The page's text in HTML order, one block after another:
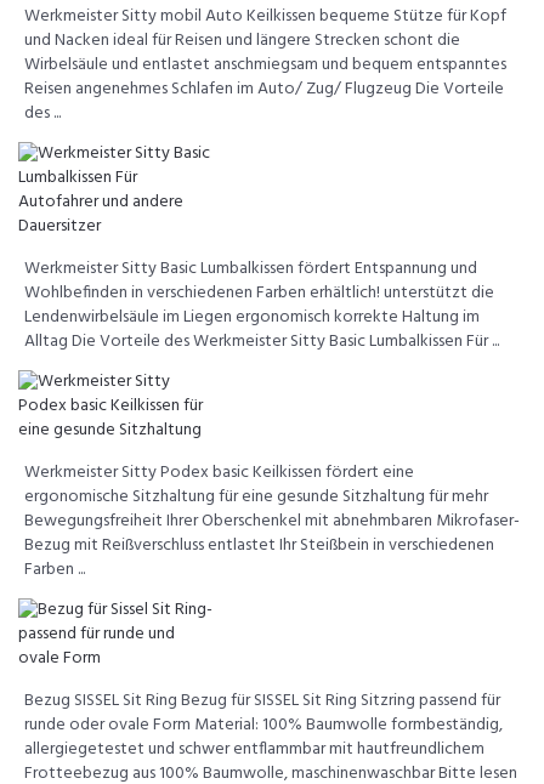
Werkmeister Sitty mobil Auto Keilkissen bequeme Stütze für Kopf
und Nacken ideal für Reisen und längere Strecken schont die
Wirbelsäule und entlastet anschmiegsam und bequem entspanntes
Reisen angenehmes Schlafen im Auto/ Zug/ Flugzeug Die Vorteile
des ...
Werkmeister Sitty Basic Lumbalkissen fördert Entspannung und
Wohlbefinden in verschiedenen Farben erhältlich! unterstützt die
Lendenwirbelsäule im Liegen ergonomisch korrekte Haltung im
Alltag Die Vorteile des Werkmeister Sitty Basic Lumbalkissen Für ...
Werkmeister Sitty Podex basic Keilkissen fördert eine
ergonomische Sitzhaltung für eine gesunde Sitzhaltung für mehr
Bewegungsfreiheit Ihrer Oberschenkel mit abnehmbaren Mikrofaser-
Bezug mit Reißverschluss entlastet Ihr Steißbein in verschiedenen
Farben ...
Bezug SISSEL Sit Ring Bezug für SISSEL Sit Ring Sitzring passend für
runde oder ovale Form Material: 100% Baumwolle formbeständig,
allergiegetestet und schwer entflammbar mit hautfreundlichem
Frotteebezug aus 100% Baumwolle, maschinenwaschbar Bitte lesen